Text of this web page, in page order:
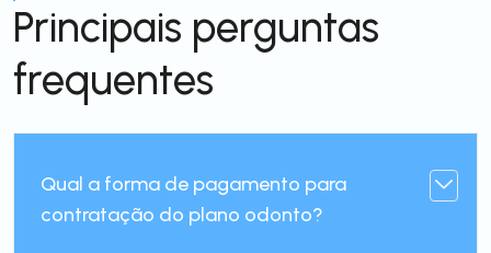
Principais perguntas
frequentes
Qual a forma de pagamento para
contratação do plano odonto?